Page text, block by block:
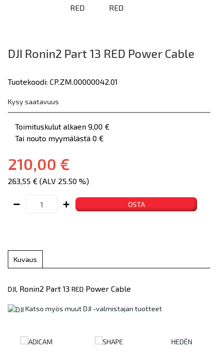
DJI Ronin2 Part 13 RED Power Cable
Tuotekoodi: CP.ZM.00000042.01
Kysy saatavuus
Toimituskulut alkaen 9,00 €
Tai nouto myymälästä 0 €
210,00 €
263,55 € (ALV 25.50 %)
OSTA
Kuvaus
DJI, Ronin2 Part 13 RED Power Cable
Katso myös muut DJI -valmistajan tuotteet
HEDÉN